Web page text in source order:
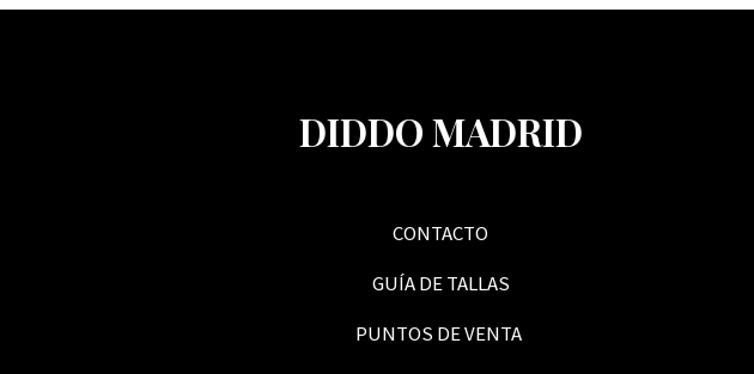
DIDDO MADRID
CONTACTO
GUÍA DE TALLAS
PUNTOS DE VENTA